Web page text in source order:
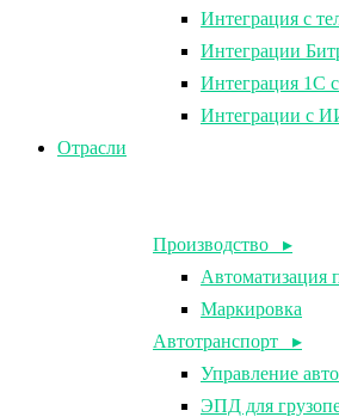
Интеграция с
Интеграции
Интеграция 1С
Интеграции с
Отрасли
Производство ▸
Автоматизация
Маркировка
Автотранспорт ▸
Управление
ЭПД для